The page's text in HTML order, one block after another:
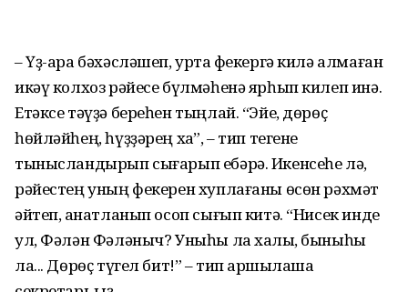
– Үҙ-ара бәхәсләшеп, уртаҡ фекергә килә алмаған
икәү колхоз рәйесе бүлмәһенә ярһып килеп инә.
Етәксе тәүҙә береһен тыңлай. “Эйе, дөрөҫ
һөйләйһең, һүҙҙәрең хаҡ”, – тип тегене
тынысландырып сығарып ебәрә. Икенсеһе лә,
рәйестең уның фекерен хуплағаны өсөн рәхмәт
әйтеп, ҡанатланып осоп сығып китә. “Нисек инде
ул, Фәлән Фәләныч? Уныһы ла хаҡлы, быныһы
ла... Дөрөҫ түгел бит!” – тип ҡаршылаша